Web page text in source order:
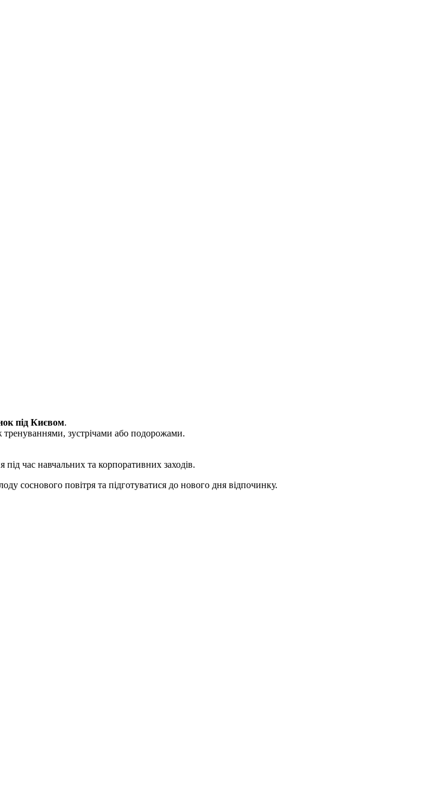
під Києвом.
тренуваннями, зустрічами або подорожами.
час навчальних та корпоративних заходів.
соснового повітря та підготуватися до нового дня відпочинку.